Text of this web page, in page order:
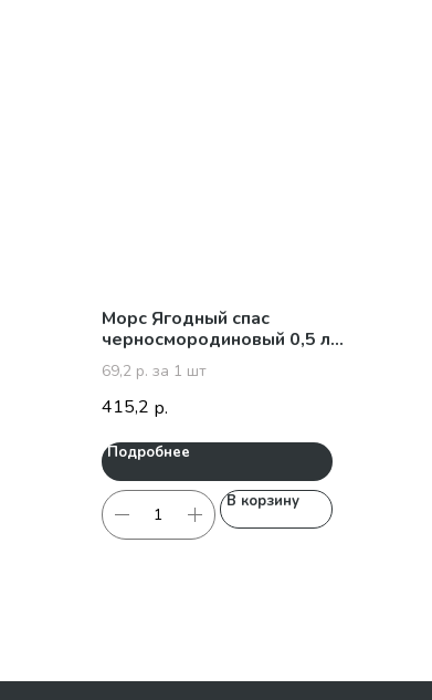
Морс Ягодный спас
черносмородиновый 0,5 л
упаковка 6 шт
69,2 р. за 1 шт
415,2 р.
Подробнее
В корзину